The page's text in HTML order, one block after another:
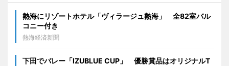
熱海にリゾートホテル「ヴィラージュ熱海」 全82室バル
コニー付き
熱海経済新聞
下田でバレー「IZUBLUE CUP」 優勝賞品はオリジナルT